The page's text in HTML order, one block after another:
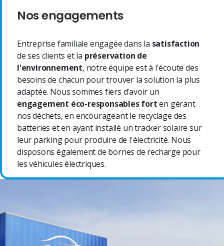
Nos engagements
Entreprise familiale engagée dans la satisfaction
de ses clients et la préservation de
l'environnement, notre équipe est à l'écoute des
besoins de chacun pour trouver la solution la plus
adaptée. Nous sommes fiers d’avoir un
engagement éco-responsables forten gérant
nos déchets, en encourageant le recyclage des
batteries et en ayant installé un tracker solaire sur
leur parking pour produire de l'électricité. Nous
disposons également de bornes de recharge pour
les véhicules électriques.